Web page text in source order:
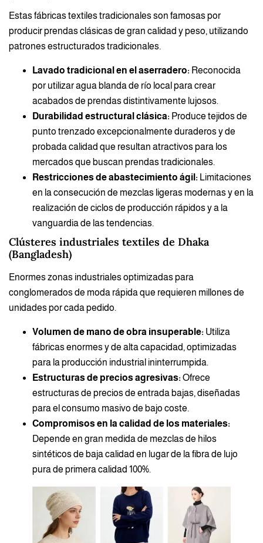
Estas fábricas textiles tradicionales son famosas por
producir prendas clásicas de gran calidad y peso, utilizando
patrones estructurados tradicionales.
Lavado tradicional en el aserradero: Reconocida
por utilizar agua blanda de río local para crear
acabados de prendas distintivamente lujosos.
Durabilidad estructural clásica: Produce tejidos de
punto trenzado excepcionalmente duraderos y de
probada calidad que resultan atractivos para los
mercados que buscan prendas tradicionales.
Restricciones de abastecimiento ágil: Limitaciones
en la consecución de mezclas ligeras modernas y en la
realización de ciclos de producción rápidos y a la
vanguardia de las tendencias.
Clústeres industriales textiles de Dhaka
(Bangladesh)
Enormes zonas industriales optimizadas para
conglomerados de moda rápida que requieren millones de
unidades por cada pedido.
Volumen de mano de obra insuperable: Utiliza
fábricas enormes y de alta capacidad, optimizadas
para la producción industrial ininterrumpida.
Estructuras de precios agresivas: Ofrece
estructuras de precios de entrada bajas, diseñadas
para el consumo masivo de bajo coste.
Compromisos en la calidad de los materiales:
Depende en gran medida de mezclas de hilos
sintéticos de baja calidad en lugar de la fibra de lujo
pura de primera calidad 100%.